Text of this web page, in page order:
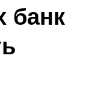
банк